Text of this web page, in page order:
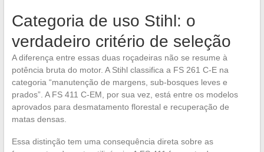
Categoria de uso Stihl: o
verdadeiro critério de seleção
A diferença entre essas duas roçadeiras não se resume à
potência bruta do motor. A Stihl classifica a FS 261 C-E na
categoria “manutenção de margens, sub-bosques leves e
prados”. A FS 411 C-EM, por sua vez, está entre os modelos
aprovados para desmatamento florestal e recuperação de
matas densas.
Essa distinção tem uma consequência direta sobre as